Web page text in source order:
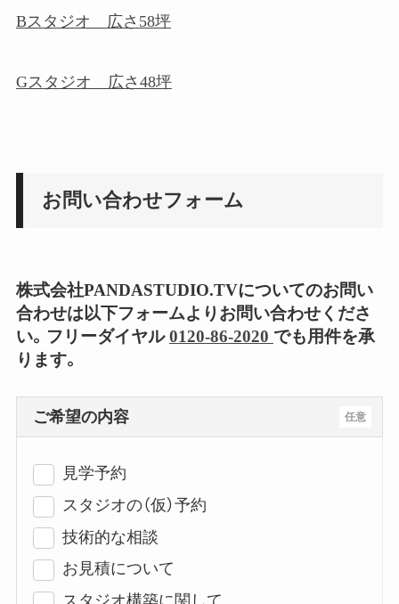
Bスタジオ 広さ58坪
Gスタジオ 広さ48坪
お問い合わせフォーム
株式会社PANDASTUDIO.TVについてのお問い
合わせは以下フォームよりお問い合わせくださ
い。フリーダイヤル0120-86-2020 でも用件を承
ります。
任意
ご希望の内容
見学予約
スタジオの（仮）予約
技術的な相談
お見積について